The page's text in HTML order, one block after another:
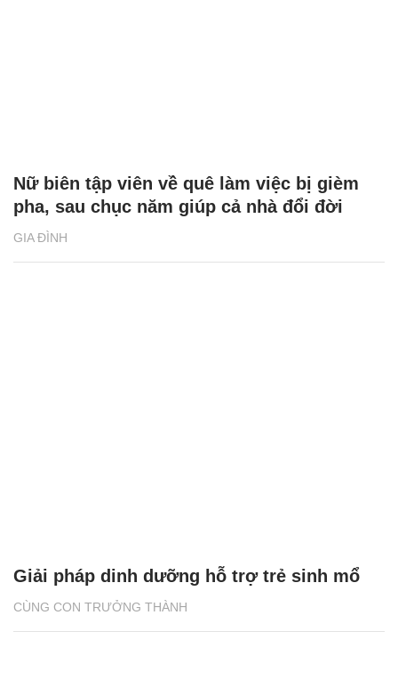
GIA ĐÌNH
Nữ biên tập viên về quê làm việc bị gièm
pha, sau chục năm giúp cả nhà đổi đời
CÙNG CON TRƯỞNG THÀNH
Giải pháp dinh dưỡng hỗ trợ trẻ sinh mổ